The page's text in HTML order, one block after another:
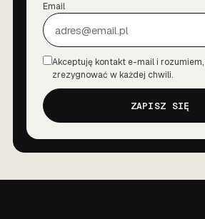
Email
Zgoda
Akceptuję kontakt e-mail i
zrezygnować w każdej chwili.
ZAPISZ SIĘ